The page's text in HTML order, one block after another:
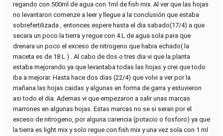
regando con 500ml de agua con 1ml de fish mix. Al ver que las hojas
no levantaron comenze a leer y llegue a la conclusión que estaba
sobrefertilizada , entonces espere hasta el dia sabado(17/4) a que
secara un poco la tierra y regue con 4 L de agua sola para que
drenara un poco el exceso de nitrogeno que habia echado( la
maceta es de 18 L ) . Al cabo de dos o tres dia vi que la planta
estaba mejorando ya que levantaba todas las hojas y crei que todo
iba a mejorar. Hasta hace dos dias (22/4) que volvi a ver por la
mañana las hojas caidas y algunas en forma de garra y estuvieron
asi todo el dia. Ademas vi que empezaron a salir unas marcas
marrones en algunas hojas. Estas marcas no se si seran por el
exceso de nitrogeno, por alguna carencia (potacio o fosforo) ya que
la tierra es light mix y solo regue con fish mix y una vez sola con 1 ml